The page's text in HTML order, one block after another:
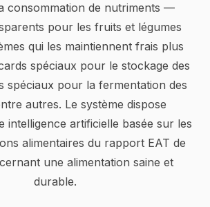
consommation de nutriments —
pour les fruits et légumes
qui les maintiennent frais plus
spéciaux pour le stockage des
spéciaux pour la fermentation des
autres. Le système dispose
intelligence artificielle basée sur les
alimentaires du rapport EAT de
une alimentation saine et
durable.